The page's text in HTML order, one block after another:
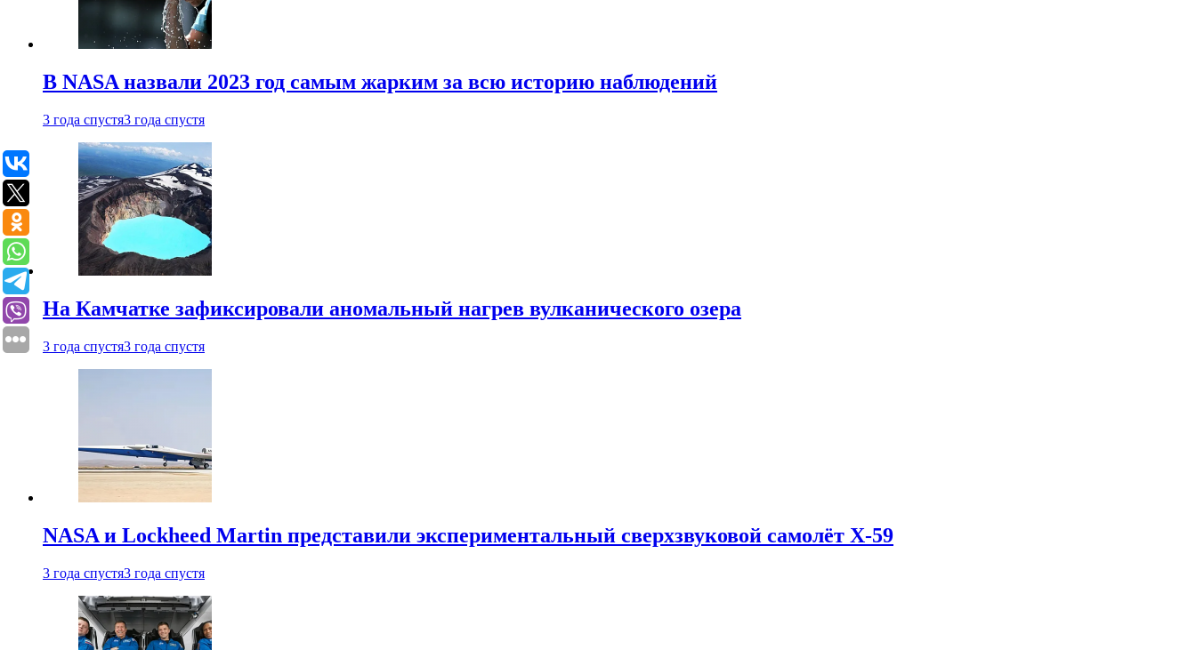
В NASA назвали 2023 год самым жарким за всю историю наблюдений
3 года спустя3 года спустя
На Камчатке зафиксировали аномальный нагрев вулканического озера
3 года спустя3 года спустя
NASA и Lockheed Martin представили экспериментальный сверхзвуковой самолёт X-59
3 года спустя3 года спустя